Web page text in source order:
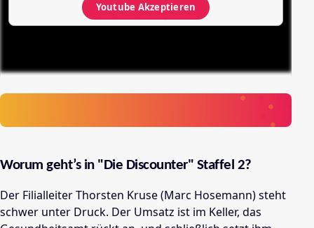
Youtube Akzeptieren
Worum geht’s in "Die Discounter" Staffel 2?
Der Filialleiter Thorsten Kruse (Marc Hosemann) steht
schwer unter Druck. Der Umsatz ist im Keller, das